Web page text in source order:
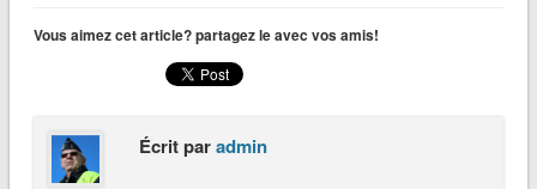
Vous aimez cet article? partagez le avec vos amis!
Écrit paradmin